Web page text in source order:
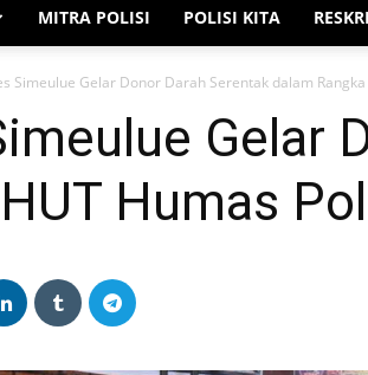
MITRA POLISI POLISI KITA
Simeulue Gelar Donor Darah Serentak dalam
Gelar
Humas